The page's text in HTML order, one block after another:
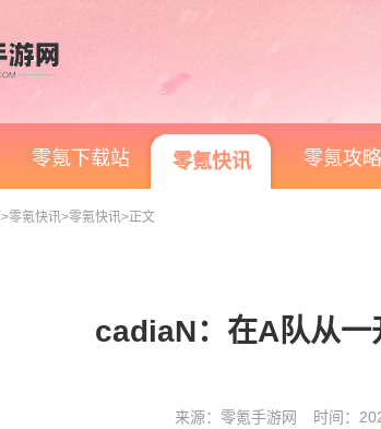
零氪下载站 零氪快讯 零氪攻略
>零氪快讯>零氪快讯>正文
cadiaN：在A队从一
来源：零氪手游网 时间：